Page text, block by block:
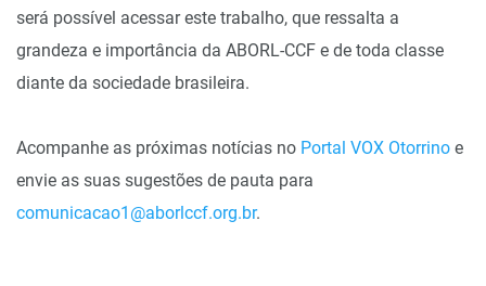
será possível acessar este trabalho, que ressalta a
grandeza e importância da ABORL-CCF e de toda classe
diante da sociedade brasileira.
Acompanhe as próximas notícias no Portal VOX Otorrino e
envie as suas sugestões de pauta para
comunicacao1@aborlccf.org.br.